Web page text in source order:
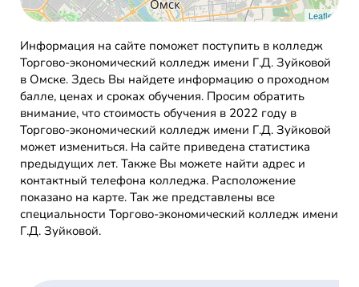
Leaflet
Информация на сайте поможет поступить в колледж
Торгово-экономический колледж имени Г.Д. Зуйковой
в Омске. Здесь Вы найдете информацию о проходном
балле, ценах и сроках обучения. Просим обратить
внимание, что стоимость обучения в 2022 году в
Торгово-экономический колледж имени Г.Д. Зуйковой
может измениться. На сайте приведена статистика
предыдущих лет. Также Вы можете найти адрес и
контактный телефона колледжа. Расположение
показано на карте. Так же представлены все
специальности Торгово-экономический колледж имени
Г.Д. Зуйковой.